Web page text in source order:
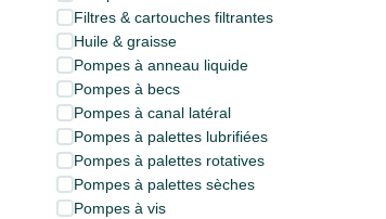
Filtres & cartouches filtrantes
Huile & graisse
Pompes à anneau liquide
Pompes à becs
Pompes à canal latéral
Pompes à palettes lubrifiées
Pompes à palettes rotatives
Pompes à palettes sèches
Pompes à vis